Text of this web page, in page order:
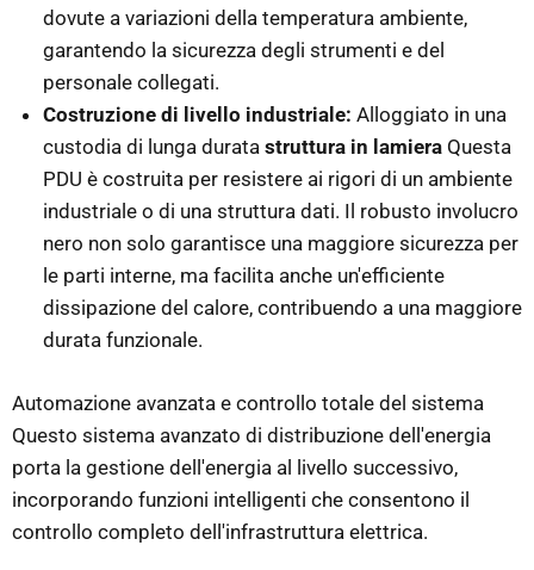
dovute a variazioni della temperatura ambiente,
garantendo la sicurezza degli strumenti e del
personale collegati.
Costruzione di livello industriale: Alloggiato in una
custodia di lunga durata struttura in lamiera Questa
PDU è costruita per resistere ai rigori di un ambiente
industriale o di una struttura dati. Il robusto involucro
nero non solo garantisce una maggiore sicurezza per
le parti interne, ma facilita anche un'efficiente
dissipazione del calore, contribuendo a una maggiore
durata funzionale.
Automazione avanzata e controllo totale del sistema
Questo sistema avanzato di distribuzione dell'energia
porta la gestione dell'energia al livello successivo,
incorporando funzioni intelligenti che consentono il
controllo completo dell'infrastruttura elettrica.